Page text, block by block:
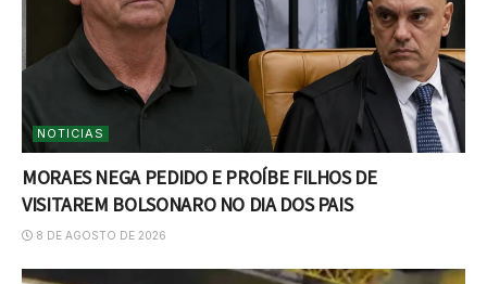
NOTICIAS
MORAES NEGA PEDIDO E PROÍBE FILHOS DE
VISITAREM BOLSONARO NO DIA DOS PAIS
8 DE AGOSTO DE 2026